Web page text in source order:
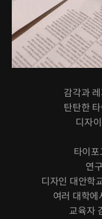
감각과
탄탄한
디자
타이
연
디자인 대안학
여러 대학에
교육자